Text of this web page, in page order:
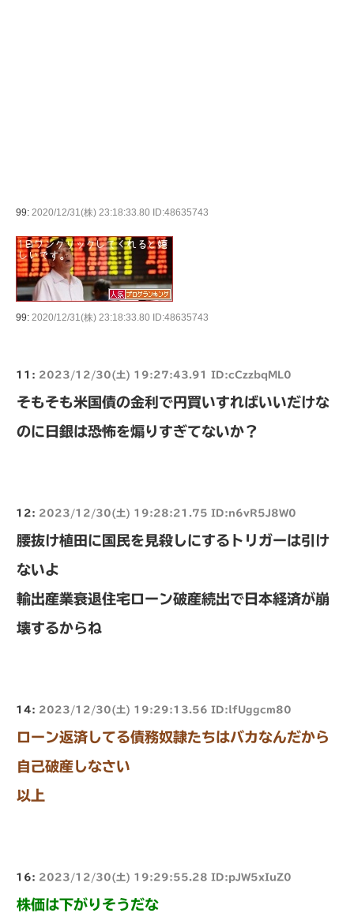
99: 2020/12/31(株) 23:18:33.80 ID:48635743
99: 2020/12/31(株) 23:18:33.80 ID:48635743
11: 2023/12/30(土) 19:27:43.91 ID:cCzzbqML0
そもそも米国債の金利で円買いすればいいだけな
のに日銀は恐怖を煽りすぎてないか？
12: 2023/12/30(土) 19:28:21.75 ID:n6vR5J8W0
腰抜け植田に国民を見殺しにするトリガーは引け
ないよ
輸出産業衰退住宅ローン破産続出で日本経済が崩
壊するからね
14: 2023/12/30(土) 19:29:13.56 ID:lfUggcm80
ローン返済してる債務奴隷たちはバカなんだから
自己破産しなさい
以上
16: 2023/12/30(土) 19:29:55.28 ID:pJW5xIuZ0
株価は下がりそうだな